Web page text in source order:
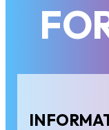
出展社一覧